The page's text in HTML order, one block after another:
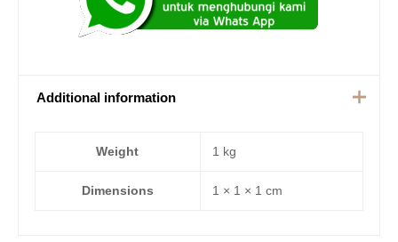
Additional information
Weight 1 kg
Dimensions 1 × 1 × 1 cm